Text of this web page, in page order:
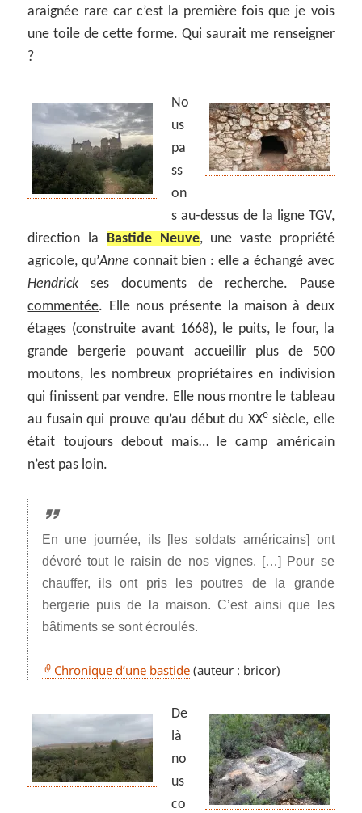
araignée rare car c’est la première fois que je vois
une toile de cette forme. Qui saurait me renseigner
?
No
us
pa
ss
on
s au-dessus de la ligne TGV,
direction la
Bastide Neuve, une vaste propriété
agricole, qu’Anne connait bien : elle a échangé avec
Hendrickses documents de recherche.
Pause
commentée. Elle nous présente la maison à deux
étages (construite avant 1668), le puits, le four, la
grande bergerie pouvant accueillir plus de 500
moutons, les nombreux propriétaires en indivision
qui finissent par vendre. Elle nous montre le tableau
au fusain qui prouve qu’au début du XXesiècle, elle
était toujours debout mais… le camp américain
n’est pas loin.
En une journée, ils [les soldats américains] ont
dévoré tout le raisin de nos vignes. […] Pour se
chauffer, ils ont pris les poutres de la grande
bergerie puis de la maison. C’est ainsi que les
bâtiments se sont écroulés.
Chronique d’une bastide(auteur : bricor)
De
là
no
us
co